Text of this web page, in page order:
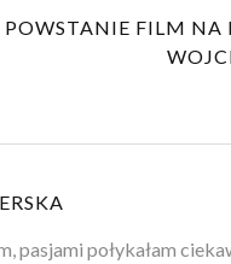
POWSTANIE FILM NA
pasjami połykałam